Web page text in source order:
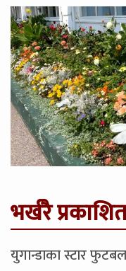
भर्खरै
युगान्डाका स्टार